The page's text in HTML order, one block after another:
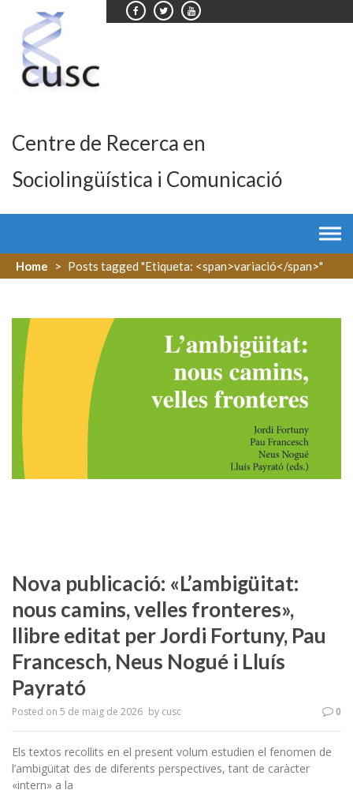
content
Centre de Recerca en
Sociolingüística i Comunicació
Home > Posts tagged "Etiqueta: <span>variació</span>"
Nova publicació: «L’ambigüitat:
nous camins, velles fronteres»,
llibre editat per Jordi Fortuny, Pau
Francesch, Neus Nogué i Lluís
Payrató
Posted on 5 de maig de 2026 by cusc 0
Els textos recollits en el present volum estudien el fenomen de
l’ambigüitat des de diferents perspectives, tant de caràcter
«intern» a la